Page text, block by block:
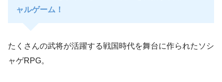
ャルゲーム！
たくさんの武将が活躍する戦国時代を舞台に作られたソシ
ャゲRPG。